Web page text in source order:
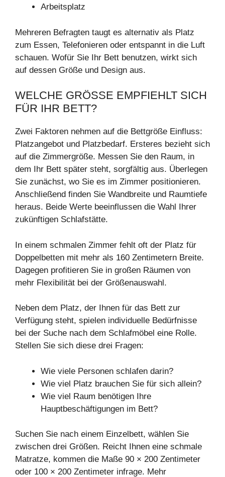
Arbeitsplatz
Mehreren Befragten taugt es alternativ als Platz
zum Essen, Telefonieren oder entspannt in die Luft
schauen. Wofür Sie Ihr Bett benutzen, wirkt sich
auf dessen Größe und Design aus.
WELCHE GRÖSSE EMPFIEHLT SICH F
ÜR IHR BETT?
Zwei Faktoren nehmen auf die Bettgröße Einfluss:
Platzangebot und Platzbedarf. Ersteres bezieht sich
auf die Zimmergröße. Messen Sie den Raum, in
dem Ihr Bett später steht, sorgfältig aus. Überlegen
Sie zunächst, wo Sie es im Zimmer positionieren.
Anschließend finden Sie Wandbreite und Raumtiefe
heraus. Beide Werte beeinflussen die Wahl Ihrer
zukünftigen Schlafstätte.
In einem schmalen Zimmer fehlt oft der Platz für
Doppelbetten mit mehr als 160 Zentimetern Breite.
Dagegen profitieren Sie in großen Räumen von
mehr Flexibilität bei der Größenauswahl.
Neben dem Platz, der Ihnen für das Bett zur
Verfügung steht, spielen individuelle Bedürfnisse
bei der Suche nach dem Schlafmöbel eine Rolle.
Stellen Sie sich diese drei Fragen:
Wie viele Personen schlafen darin?
Wie viel Platz brauchen Sie für sich allein?
Wie viel Raum benötigen Ihre
Hauptbeschäftigungen im Bett?
Suchen Sie nach einem Einzelbett, wählen Sie
zwischen drei Größen. Reicht Ihnen eine schmale
Matratze, kommen die Maße 90 × 200 Zentimeter
oder 100 × 200 Zentimeter infrage. Mehr